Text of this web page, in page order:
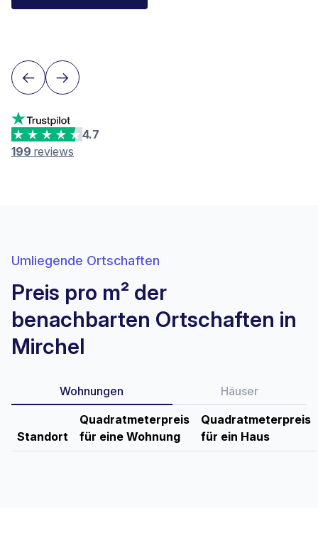
Area Sales Director Romandie
4.7
199 reviews
Umliegende Ortschaften
Preis pro m² der
benachbarten Ortschaften in
Mirchel
Wohnungen Häuser
Standort
Quadratmeterpreis
für eine Wohnung
Quadratmeterpreis
für ein Haus